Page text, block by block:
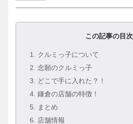
この記事の目次
1
. クルミっ子について
2 . 念願のクルミっ子
3 . どこで手に入れた？！
4 . 鎌倉の店舗の特徴！
5 . まとめ
6 . 店舗情報